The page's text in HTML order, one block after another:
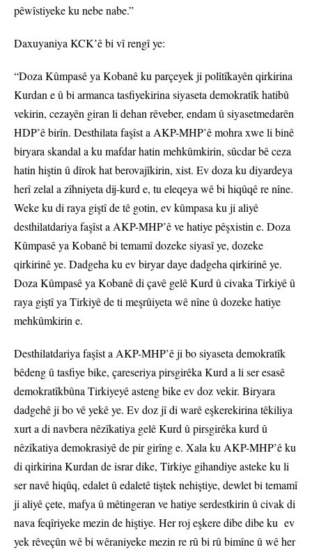
pêwîstiyeke ku nebe nabe.”
Daxuyaniya KCK’ê bi vî rengî ye:
“Doza Kûmpasê ya Kobanê ku parçeyek ji polîtîkayên qirkirina
Kurdan e û bi armanca tasfiyekirina siyaseta demokratîk hatibû
vekirin, cezayên giran li dehan rêveber, endam û siyasetmedarên
HDP’ê birîn. Desthilata faşîst a AKP-MHP’ê mohra xwe li binê
biryara skandal a ku mafdar hatin mehkûmkirin, sûcdar bê ceza
hatin hiştin û dîrok hat berovajîkirin, xist. Ev doza ku diyardeya
herî zelal a zîhniyeta dij-kurd e, tu eleqeya wê bi hiqûqê re nîne.
Weke ku di raya giştî de tê gotin, ev kûmpasa ku ji aliyê
desthilatdariya faşîst a AKP-MHP’ê ve hatiye pêşxistin e. Doza
Kûmpasê ya Kobanê bi temamî dozeke siyasî ye, dozeke
qirkirinê ye. Dadgeha ku ev biryar daye dadgeha qirkirinê ye.
Doza Kûmpasê ya Kobanê di çavê gelê Kurd û civaka Tirkiyê û
raya giştî ya Tirkiyê de ti meşrûiyeta wê nîne û dozeke hatiye
mehkûmkirin e.
Desthilatdariya faşîst a AKP-MHP’ê ji bo siyaseta demokratîk
bêdeng û tasfiye bike, çareseriya pirsgirêka Kurd a li ser esasê
demokratîkbûna Tirkiyeyê asteng bike ev doz vekir. Biryara
dadgehê ji bo vê yekê ye. Ev doz jî di warê eşkerekirina têkiliya
xurt a di navbera nêzîkatiya gelê Kurd û pirsgirêka kurd û
nêzîkatiya demokrasiyê de pir girîng e. Xala ku AKP-MHP’ê ku
di qirkirina Kurdan de israr dike, Tirkiye gihandiye asteke ku li
ser navê hiqûq, edalet û edaletê tiştek nehiştiye, dewlet bi temamî
ji aliyê çete, mafya û mêtingeran ve hatiye serdestkirin û civak di
nava feqîriyeke mezin de hiştiye. Her roj eşkere dibe dibe ku ev
yek rêveçûn wê bi wêraniyeke mezin re rû bi rû bimîne û wê her